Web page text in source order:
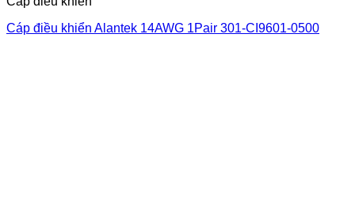
Cáp điều khiển Alantek 14AWG 1Pair 301-CI9601-0500